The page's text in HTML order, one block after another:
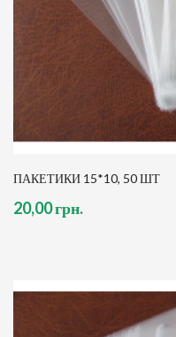
ПАКЕТИКИ 15*10, 50 ШТ
20,00 грн.